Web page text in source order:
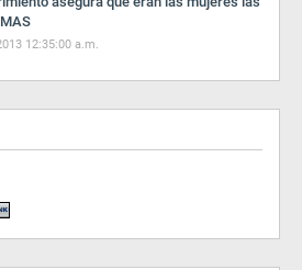
12:35:00 a.m.